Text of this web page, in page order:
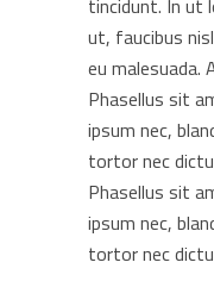
tincidunt. In ut
ut, faucibus
eu malesuada.
Phasellus sit
ipsum nec,
tortor nec
Phasellus sit
ipsum nec,
tortor nec